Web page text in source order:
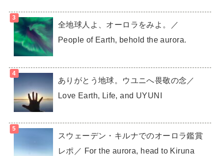
全地球人よ、オーロラをみよ。／
People of Earth, behold the aurora.
ありがとう地球。ウユニへ畏敬の念／
Love Earth, Life, and UYUNI
スウェーデン・キルナでのオーロラ鑑賞
レポ／ For the aurora, head to Kiruna